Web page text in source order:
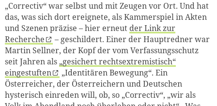
„Correctiv“ war selbst und mit Zeugen vor Ort. Und hat
das, was sich dort ereignete, als Kammerspiel in Akten
und Szenen präzise – hier erneut der Link zur
Recherche
– geschildert. Einer der Hauptredner war
Martin Sellner, der Kopf der vom Verfassungsschutz
seit Jahren als „gesichert rechtsextremistisch“
eingestuften
„Identitären Bewegung“. Ein
Österreicher, der Österreichern und Deutschen
hysterisch einreden will, ob, so „Correctiv“, „wir als